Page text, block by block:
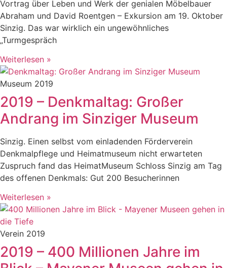
Vortrag über Leben und Werk der genialen Möbelbauer
Abraham und David Roentgen – Exkursion am 19. Oktober
Sinzig. Das war wirklich ein ungewöhnliches
„Turmgespräch
Weiterlesen »
Museum 2019
2019 – Denkmaltag: Großer
Andrang im Sinziger Museum
Sinzig. Einen selbst vom einladenden Förderverein
Denkmalpflege und Heimatmuseum nicht erwarteten
Zuspruch fand das HeimatMuseum Schloss Sinzig am Tag
des offenen Denkmals: Gut 200 Besucherinnen
Weiterlesen »
Verein 2019
2019 – 400 Millionen Jahre im